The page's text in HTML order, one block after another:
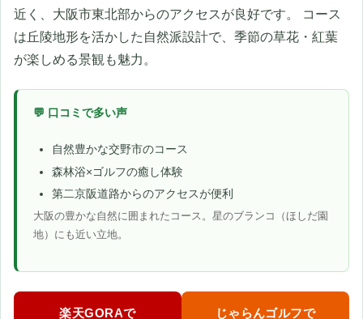
近く、大阪市東北部からのアクセスが良好です。 コース
は丘陵地形を活かした自然派設計で、季節の草花・紅葉
が楽しめる景観も魅力。
💬 口コミで多い声
自然豊かな交野市のコース
森林浴×ゴルフの癒し体験
第二京阪道路からのアクセスが便利
大阪の豊かな自然に囲まれたコース。星のブランコ（ほしだ園
地）にも近い立地。
楽天GORAで
じゃらんゴルフで